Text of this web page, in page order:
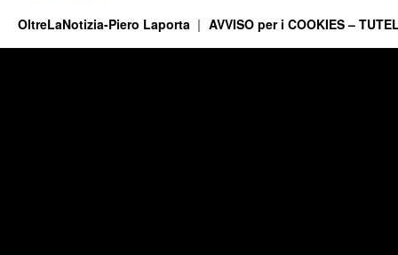
OltreLaNotizia-Piero Laporta AVVISO per i COOKIES –